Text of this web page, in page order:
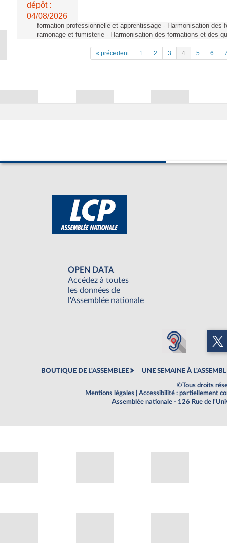
dépôt :
04/08/2026
formation professionnelle et apprentissage - Harmonisation des
ramonage et fumisterie - Harmonisation des formations et des
« précedent 1 2 3 4 5 6
OPEN DATA
Accédez à toutes
les données de
l'Assemblée nationale
BOUTIQUE DE L'ASSEMBLEE UNE SEMAINE À
©Tous droits
Mentions légales
Accessibilité : partiellement
Assemblée nationale - 126 Rue de